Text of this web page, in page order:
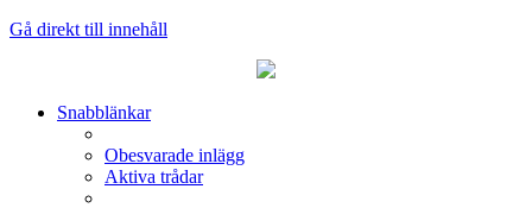
Gå direkt till innehåll
Snabblänkar
Obesvarade inlägg
Aktiva trådar